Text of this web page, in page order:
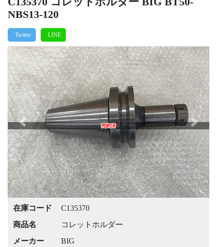
NBS13-120
売約済
Previous Next
在庫コード
C135370
商品名
コレットホルダー
メーカー
BIG